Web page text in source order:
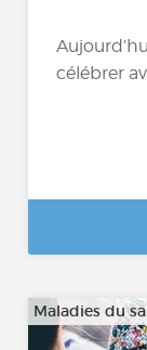
célébrer
Maladies du